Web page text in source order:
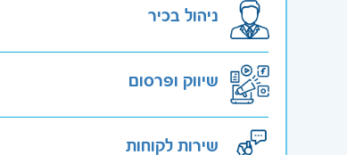
ניהול בכיר
שיווק ופרסום
שירות לקוחות